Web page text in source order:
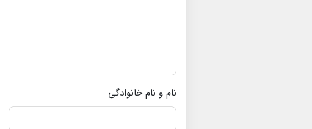
نام و نام خانوادگی